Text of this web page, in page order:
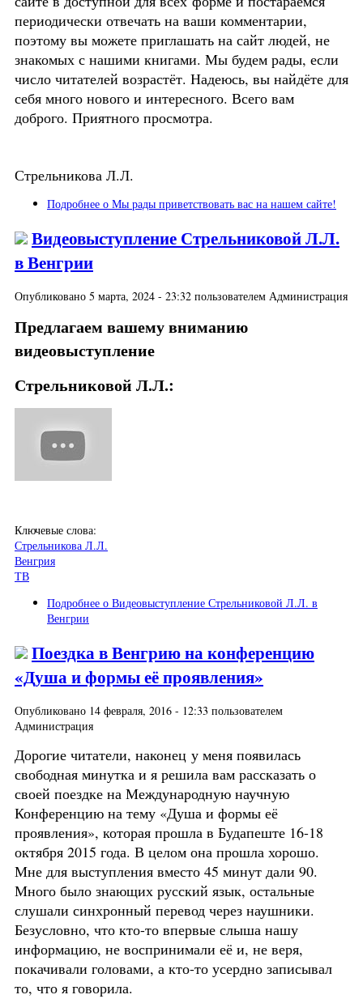
периодически отвечать на ваши комментарии,
поэтому вы можете приглашать на сайт людей, не
знакомых с нашими книгами. Мы будем рады, если
число читателей возрастёт. Надеюсь, вы найдёте для
себя много нового и интересного. Всего вам
доброго. Приятного просмотра.
Стрельникова Л.Л.
Подробнее о Мы рады приветствовать вас на нашем сайте!
Видеовыступление Стрельниковой Л.Л.
в Венгрии
Опубликовано 5 марта, 2024 - 23:32 пользователем Администрация
Предлагаем вашему вниманию
видеовыступление
Стрельниковой Л.Л.:
Ключевые слова:
Стрельникова Л.Л.
Венгрия
ТВ
Подробнее о Видеовыступление Стрельниковой Л.Л. в
Венгрии
Поездка в Венгрию на конференцию
«Душа и формы её проявления»
Опубликовано 14 февраля, 2016 - 12:33 пользователем
Администрация
Дорогие читатели, наконец у меня появилась
свободная минутка и я решила вам рассказать о
своей поездке на Международную научную
Конференцию на тему «Душа и формы её
проявления», которая прошла в Будапеште 16-18
октября 2015 года. В целом она прошла хорошо.
Мне для выступления вместо 45 минут дали 90.
Много было знающих русский язык, остальные
слушали синхронный перевод через наушники.
Безусловно, что кто-то впервые слыша нашу
информацию, не воспринимали её и, не веря,
покачивали головами, а кто-то усердно записывал
то, что я говорила.